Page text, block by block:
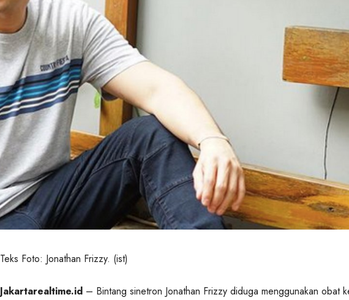
Teks Foto: Jonathan Frizzy. (ist)
Jakartarealtime.id – Bintang sinetron Jonathan Frizzy diduga menggunakan obat